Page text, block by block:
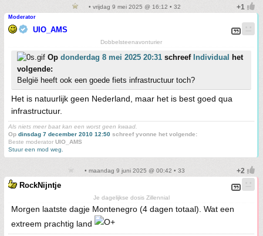
• vrijdag 9 mei 2025 @ 16:12 • 32
Moderator
UIO_AMS
Dobbelsteenavonturier
Op donderdag 8 mei 2025 20:31 schreef Individual het
volgende:
België heeft ook een goede fiets infrastructuur toch?
Het is natuurlijk geen Nederland, maar het is best goed qua
infrastructuur.
Als niets meer baat kan een worst geen kwaad.
Op dinsdag 7 december 2010 12:50 schreef yvonne het volgende:
Beste moderator UIO_AMS
Stuur een mod weg.
• maandag 9 juni 2025 @ 00:42 • 33
RockNijntje
Je dagelijkse dosis Zillennial
Morgen laatste dagje Montenegro (4 dagen totaal). Wat een
extreem prachtig land